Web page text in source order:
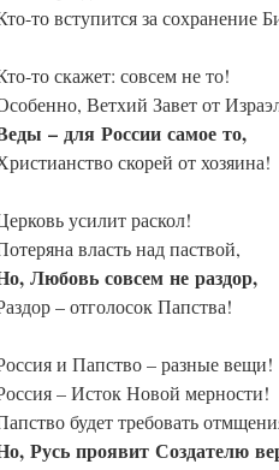
то вступится за сохранение
то скажет: совсем не то!
Ветхий Завет от
– для России самое то,
скорей от хозяина!
усилит раскол!
власть над паствой,
Любовь совсем не раздор,
– отголосок Папства!
и Папство – разные вещи!
– Исток Новой мерности!
будет требовать
Русь проявит Создателю